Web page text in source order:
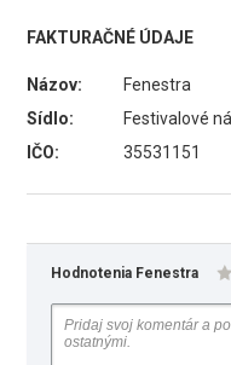
FAKTURAČNÉ ÚDAJE
Názov:
Fenestra
Sídlo:
Festivalové
IČO:
35531151
Hodnotenia Fenestra